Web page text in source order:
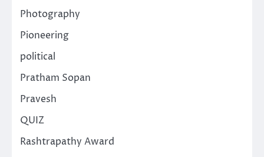
Photography
Pioneering
political
Pratham Sopan
Pravesh
QUIZ
Rashtrapathy Award